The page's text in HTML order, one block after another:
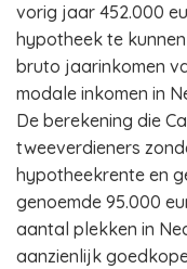
vorig jaar 452.000
hypotheek te
bruto jaarinkomen
modale inkomen in
De berekening die
tweeverdieners
hypotheekrente en
genoemde 95.000
aantal plekken in
aanzienlijk